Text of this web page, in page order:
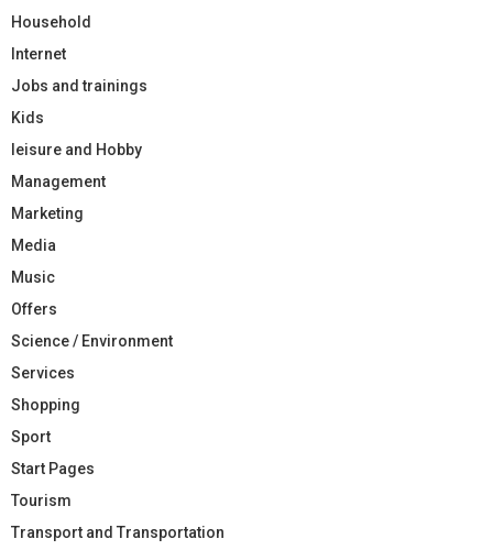
Household
Internet
Jobs and trainings
Kids
leisure and Hobby
Management
Marketing
Media
Music
Offers
Science / Environment
Services
Shopping
Sport
Start Pages
Tourism
Transport and Transportation